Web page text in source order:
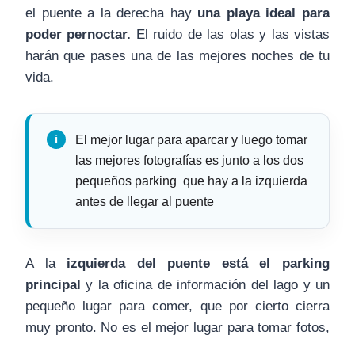
el puente a la derecha hay una playa ideal para
poder pernoctar. El ruido de las olas y las vistas
harán que pases una de las mejores noches de tu
vida.
El mejor lugar para aparcar y luego tomar
las mejores fotografías es junto a los dos
pequeños parking que hay a la izquierda
antes de llegar al puente
A la izquierda del puente está el parking
principal y la oficina de información del lago y un
pequeño lugar para comer, que por cierto cierra
muy pronto. No es el mejor lugar para tomar fotos,